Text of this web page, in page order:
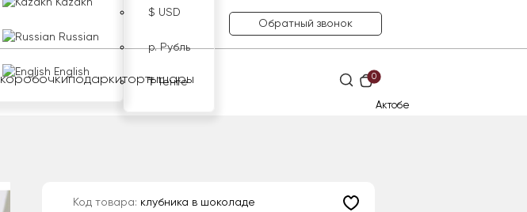
Kazakh
Russian
English
$ USD
р. Рубль
₸ Тенге
Обратный звонок
коробочкиподаркитортышары 0
Актобе
Код товара: клубника в шоколаде